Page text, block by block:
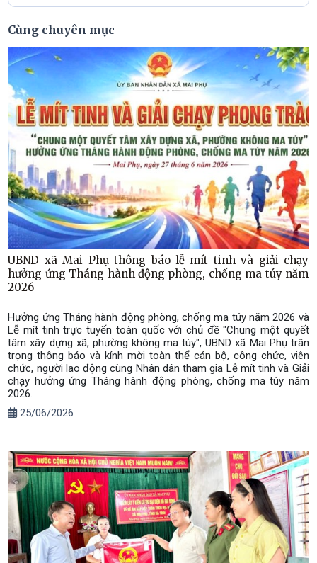
Cùng chuyên mục
UBND xã Mai Phụ thông báo lễ mít tinh và giải chạy
hưởng ứng Tháng hành động phòng, chống ma túy năm
2026
Hưởng ứng Tháng hành động phòng, chống ma túy năm 2026 và
Lễ mít tinh trực tuyến toàn quốc với chủ đề "Chung một quyết
tâm xây dựng xã, phường không ma túy", UBND xã Mai Phụ trân
trọng thông báo và kính mời toàn thể cán bộ, công chức, viên
chức, người lao động cùng Nhân dân tham gia Lễ mít tinh và Giải
chạy hưởng ứng Tháng hành động phòng, chống ma túy năm
2026.
25/06/2026